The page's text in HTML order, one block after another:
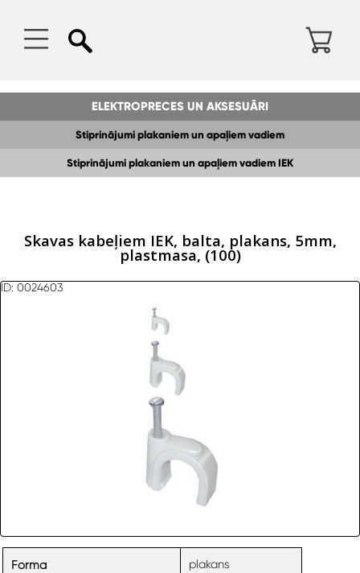
ELEKTROPRECES UN AKSESUĀRI
Stiprinājumi plakaniem un apaļiem vadiem
Stiprinājumi plakaniem un apaļiem vadiem IEK
Skavas kabeļiem IEK, balta, plakans, 5mm,
plastmasa, (100)
ID: 0024603
Forma plakans